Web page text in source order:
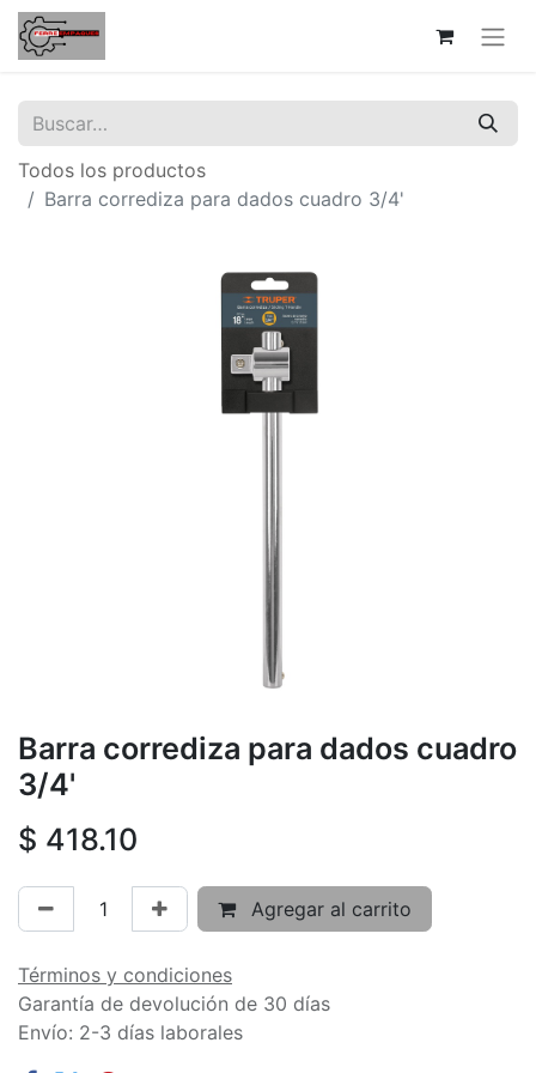
Todos los productos
Barra corrediza para dados cuadro 3/4'
Barra corrediza para dados cuadro
3/4'
$ 418.10
Agregar al carrito
Términos y condiciones
Garantía de devolución de 30 días
Envío: 2-3 días laborales